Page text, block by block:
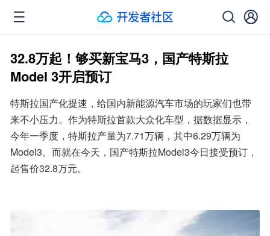
32.8万起！够买新宝马3，国产特斯拉
Model 3开启预订
特斯拉国产化提速，给国内新能源汽车市场的玩家们也带
来不小压力。作为特斯拉首款大众化车型，据数据显示，
今年一季度，特斯拉产量为7.71万辆，其中6.29万辆为
Model3。而就在今天，国产特斯拉Model3今日接受预订，
起售价32.8万元。